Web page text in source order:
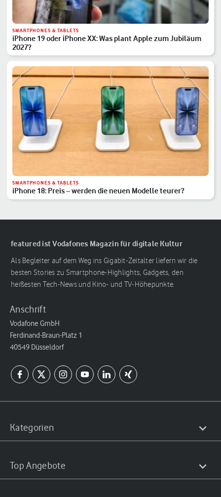
SMARTPHONES & TABLETS
iPhone 19 oder iPhone XX: Was plant Apple zum Jubiläum
2027?
SMARTPHONES & TABLETS
iPhone 18: Preis – werden die neuen Modelle teurer?
featured ist Vodafones Magazin für digitale Kultur
Als Begleiter auf dem Weg ins Gigabit-Zeitalter liefern wir die
besten Stories zu Smartphone-Highlights, Gadgets, den
heißesten Tech-News und Kino- und TV-Höhepunkte.
Anschrift
Vodafone GmbH
Ferdinand-Braun-Platz 1
40549 Düsseldorf
Kategorien
Top Angebote